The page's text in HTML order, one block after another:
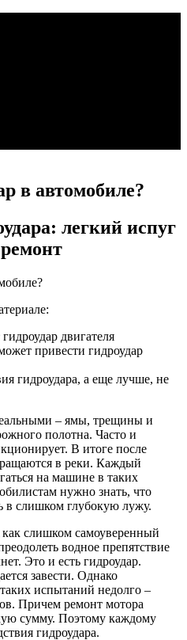
в автомобиле?
легкий испуг
двигателя
привести гидроудар
гидроудара, а еще лучше, не
– ямы, трещины и
полотна. Часто и
В итоге после
в реки. Каждый
на машине в таких
нужно знать, что
в слишком глубокую лужу.
слишком самоуверенный
водное препятствие
Это и есть гидроудар.
завести. Однако
испытаний недолго –
Причем ремонт мотора
сумму. Поэтому каждому
гидроудара.